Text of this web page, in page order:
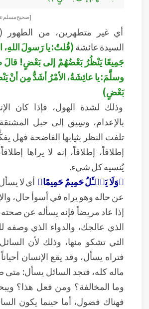
[ صحيح مسلم
أي غير متطهرين، من الطهور
السيدة عائشة(قُلتُ: يا رَسولَ اللهِ،
جَمِيعًا يَنْظُرُ بَعْضُهُمْ إلى بَعْضٍ! قالَ
وسلَّمَ: يا عائِشَةُ، الأمْرُ أشَدُّ مِن أنْ
بَعْضٍ)
وذلك لشدة الهول، فإذا كان
بالإعدام، وسِيق إلى حبل
تلفت النظر بثيابها الفاضحة فهل
إطلاقاً، إطلاقاً، إنه لا يراها
يُنسيه كل شيء.
﴿وَلَا يَسۡـَٔلُ حَمِيمٌ حَمِيمًا﴾ أي لا
عن حاله وهو يراه في أسوأ حال،
إذا عاد مريضاً فإنه يسأله عن
الذي عالجك، والدواء الذي وصفه
التي تشكو منها، وذلك لأن
فتراه يسأل، وقد يقع الإنسان
ماله كله، فتجد السائل يسأل: متى
وما المخالفة؟ ومن فعل هذا؟
فهناك فضول، أما حينما يكون